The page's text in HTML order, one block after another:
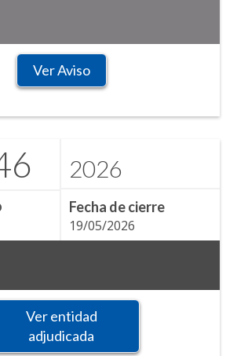
Ver Aviso
2026
Fecha de cierre
19/05/2026
Ver entidad
adjudicada